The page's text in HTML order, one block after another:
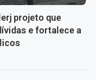
projeto que
e fortalece a